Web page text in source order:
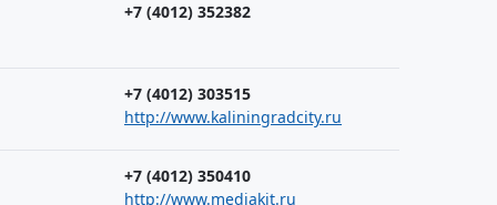
+7 (4012) 352382
+7 (4012) 303515
http://www.kaliningradcity.ru
+7 (4012) 350410
http://www.mediakit.ru